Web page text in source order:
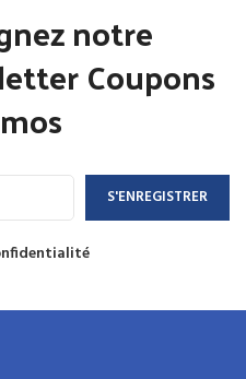
notre
Coupons